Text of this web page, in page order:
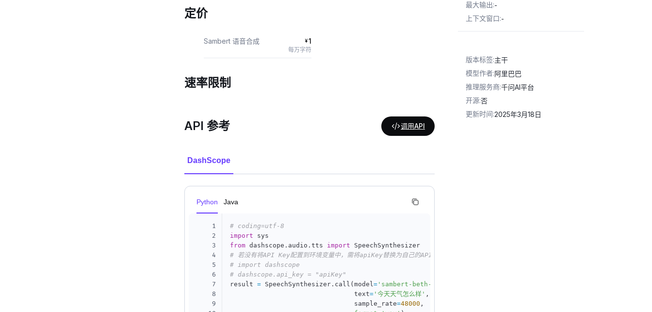
定价
Sambert 语音合成 ¥1
每万字符
速率限制
API 参考 调用API
DashScope
Python Java
1
2
3
4
5
6
7
8
9
# coding=utf-8
import
from dashscope . audio . tts import
# 若没有将API Key配置到环境变量中，需将apiKey替换为自己的API Key
# import dashscope
# dashscope.api_key = "apiKey"
result = SpeechSynthesizer . call ( model= 'sambert-beth-v1'
                                text
= '今天天气怎么样' ,
                                sample_rate
=48000 ,
最大输出:-
上下文窗口:-
版本标签:主干
模型作者:阿里巴巴
推理服务商:千问AI平台
开源:否
更新时间:2025年3月18日